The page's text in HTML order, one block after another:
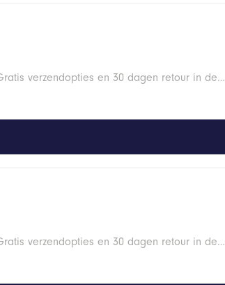
verzendopties en 30 dagen retour in de…
verzendopties en 30 dagen retour in de…